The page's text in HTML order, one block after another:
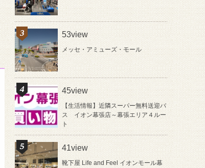
53view
メッセ・アミューズ・モール
45view
【生活情報】近隣スーパー無料送迎バ
ス イオン幕張店～幕張エリア４ルー
ト
41view
靴下屋 Life and Feel イオンモール幕